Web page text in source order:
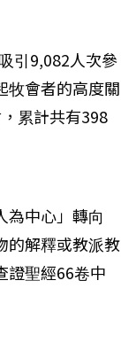
引9,082人次參
牧會者的高度關
累計共有398
為中心」轉向
的解釋或教派教
證聖經66卷中